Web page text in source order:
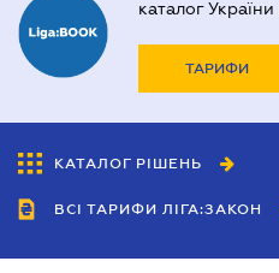
каталог України
ТАРИФИ
КАТАЛОГ РІШЕНЬ
ВСІ ТАРИФИ ЛІГА:ЗАКОН